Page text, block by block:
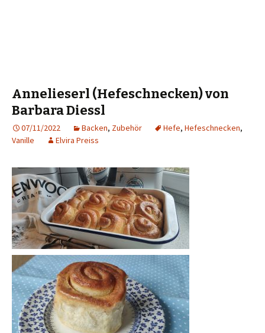
Annelieserl (Hefeschnecken) von
Barbara Diessl
07/11/2022 Backen, Zubehör Hefe, Hefeschnecken,
Vanille
Elvira Preiss